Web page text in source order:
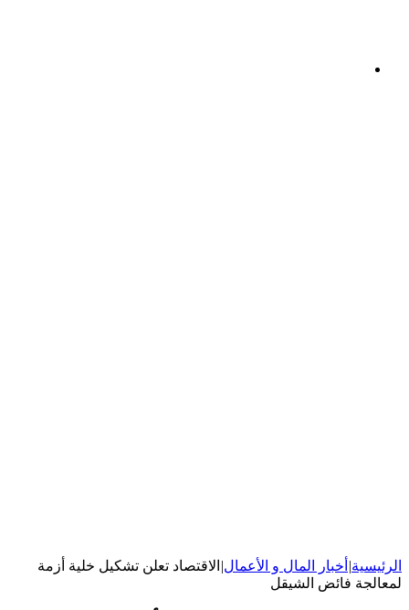
الرئيسية| أخبار المال و الأعمال| الاقتصاد تعلن تشكيل خلية أزمة
لمعالجة فائض الشيقل